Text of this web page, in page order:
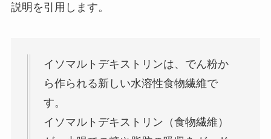
説明を引用します。
イソマルトデキストリンは、でん粉か
ら作られる新しい水溶性食物繊維で
す。
イソマルトデキストリン（食物繊維）